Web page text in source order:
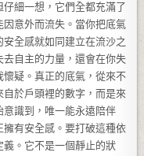
細一想，它們全都充滿了
意外而流失。當你把底氣
全感就如同建立在流沙之
去自主的力量，還會在你失
疑。真正的底氣，從來不
於戶頭裡的數字，而是來
意識到，唯一能永遠陪伴
有安全感。要打破這種依
。它不是一個靜止的狀